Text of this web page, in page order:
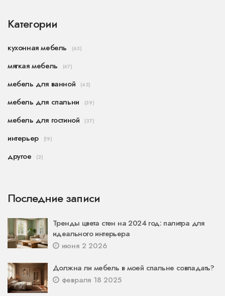
Категории
кухонная мебель (63)
мягкая мебель (47)
мебель для ванной (43)
мебель для спальни (39)
мебель для гостиной (37)
интерьер (19)
другое (2)
Последние записи
Тренды цвета стен на 2024 год: палитра для
идеального интерьера
июня 2 2026
Должна ли мебель в моей спальне совпадать?
февраля 18 2025